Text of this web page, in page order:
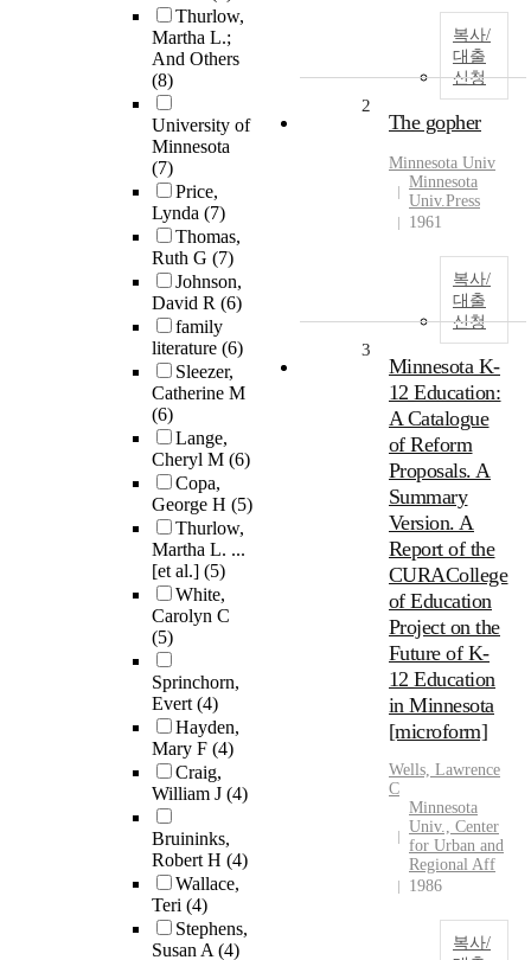
Thurlow,
Martha L.;
And Others
(8)
University of
Minnesota
(7)
Price,
Lynda (7)
Thomas,
Ruth G (7)
Johnson,
David R (6)
family
literature (6)
Sleezer,
Catherine M
(6)
Lange,
Cheryl M (6)
Copa,
George H (5)
Thurlow,
Martha L. ...
[et al.] (5)
White,
Carolyn C
(5)
Sprinchorn,
Evert(4)
Hayden,
Mary F (4)
Craig,
William J (4)
Bruininks,
Robert H (4)
Wallace,
Teri (4)
Stephens,
Susan A(4)
복사/
대출
신청
2
The gopher
Minnesota Univ
Minnesota
Univ.Press
1961
복사/
대출
신청
3
Minnesota K-
12 Education:
A Catalogue
of Reform
Proposals. A
Summary
Version. A
Report of the
CURACollege
of Education
Project on the
Future of K-
12 Education
in Minnesota
[microform]
Wells, Lawrence
C
Minnesota
Univ., Center
for Urban and
Regional Aff
1986
복사/